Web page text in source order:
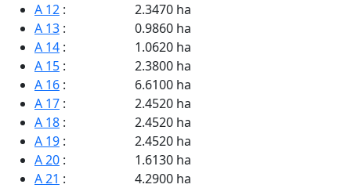
A 12 :
2.3470 ha
A 13 :
0.9860 ha
A 14 :
1.0620 ha
A 15 :
2.3800 ha
A 16 :
6.6100 ha
A 17 :
2.4520 ha
A 18 :
2.4520 ha
A 19 :
2.4520 ha
A 20 :
1.6130 ha
A 21 :
4.2900 ha